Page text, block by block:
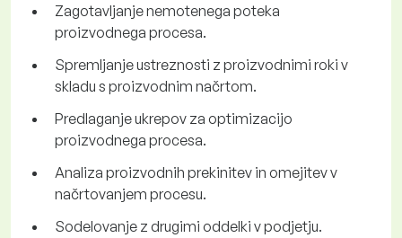
Zagotavljanje nemotenega poteka
proizvodnega procesa.
Spremljanje ustreznosti z proizvodnimi roki v
skladu s proizvodnim načrtom.
Predlaganje ukrepov za optimizacijo
proizvodnega procesa.
Analiza proizvodnih prekinitev in omejitev v
načrtovanjem procesu.
Sodelovanje z drugimi oddelki v podjetju.